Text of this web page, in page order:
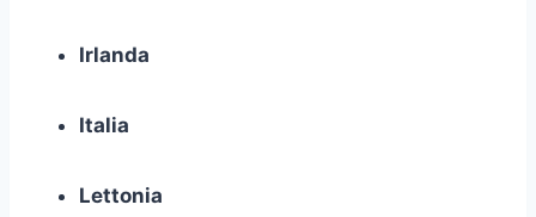
Irlanda
Italia
Lettonia